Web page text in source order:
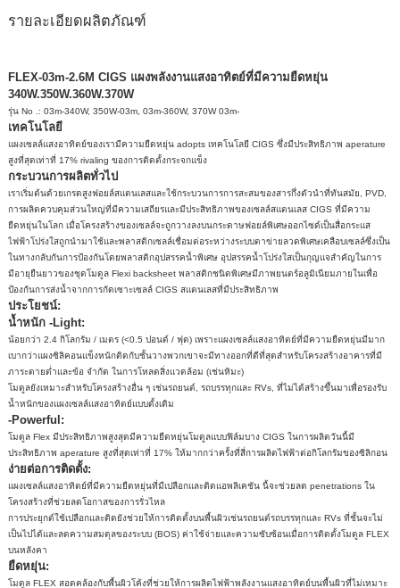
รายละเอียดผลิตภัณฑ์
FLEX-03m-2.6M CIGS แผงพลังงานแสงอาทิตย์ที่มีความยืดหยุ่น
340W.350W.360W.370W
รุ่น No .: 03m-340W, 350W-03m, 03m-360W, 370W 03m-
เทคโนโลยี
แผงเซลล์แสงอาทิตย์ของเรามีความยืดหยุ่น adopts เทคโนโลยี CIGS ซึ่งมีประสิทธิภาพ aperature
สูงที่สุดเท่าที่ 17% rivaling ของการติดตั้งกระจกแข็ง
กระบวนการผลิตทั่วไป
เราเริ่มต้นด้วยเกรดสูงฟอยล์สแตนเลสและใช้กระบวนการการสะสมของสารกึ่งตัวนำที่ทันสมัย, PVD,
การผลิตควบคุมส่วนใหญ่ที่มีความเสถียรและมีประสิทธิภาพของเซลล์สแตนเลส CIGS ที่มีความ
ยืดหยุ่นในโลก เมื่อโครงสร้างของเซลล์จะถูกวางลงบนกระดาษฟอยล์พิเศษออกไซด์เป็นสื่อกระแส
ไฟฟ้าโปร่งใสถูกนำมาใช้และพลาสติกเซลล์เชื่อมต่อระหว่างระบบตาข่ายลวดพิเศษเคลือบเซลล์ซึ่งเป็น
ในทางกลับกันการป้องกันโดยพลาสติกอุปสรรคน้ำพิเศษ อุปสรรคน้ำโปร่งใสเป็นกุญแจสำคัญในการ
มีอายุยืนยาวของชุดโมดูล Flexi backsheet พลาสติกชนิดพิเศษมีภาพยนตร์อลูมิเนียมภายในเพื่อ
ป้องกันการส่งน้ำจากการกัดเซาะเซลล์ CIGS สแตนเลสที่มีประสิทธิภาพ
ประโยชน์:
น้ำหนัก -Light:
น้อยกว่า 2.4 กิโลกรัม / เมตร (<0.5 ปอนด์ / ฟุต) เพราะแผงเซลล์แสงอาทิตย์ที่มีความยืดหยุ่นมีมาก
เบากว่าแผงซิลิคอนแข็งหนักติดกับชั้นวางพวกเขาจะมีทางออกที่ดีที่สุดสำหรับโครงสร้างอาคารที่มี
ภาระตายต่ำและข้อ จำกัด ในการโหลดสิ่งแวดล้อม (เช่นหิมะ)
โมดูลยังเหมาะสำหรับโครงสร้างอื่น ๆ เช่นรถยนต์, รถบรรทุกและ RVs, ที่ไม่ได้สร้างขึ้นมาเพื่อรองรับ
น้ำหนักของแผงเซลล์แสงอาทิตย์แบบดั้งเดิม
-Powerful:
โมดูล Flex มีประสิทธิภาพสูงสุดมีความยืดหยุ่นโมดูลแบบฟิล์มบาง CIGS ในการผลิตวันนี้มี
ประสิทธิภาพ aperature สูงที่สุดเท่าที่ 17% ให้มากกว่าครั้งที่สี่การผลิตไฟฟ้าต่อกิโลกรัมของซิลิกอน
ง่ายต่อการติดตั้ง:
แผงเซลล์แสงอาทิตย์ที่มีความยืดหยุ่นที่มีเปลือกและติดแอพลิเคชัน นี้จะช่วยลด penetrations ใน
โครงสร้างที่ช่วยลดโอกาสของการรั่วไหล
การประยุกต์ใช้เปลือกและติดยังช่วยให้การติดตั้งบนพื้นผิวเช่นรถยนต์รถบรรทุกและ RVs ที่ชั้นจะไม่
เป็นไปได้และลดความสมดุลของระบบ (BOS) ค่าใช้จ่ายและความซับซ้อนเมื่อการติดตั้งโมดูล FLEX
บนหลังคา
ยืดหยุ่น:
โมดูล FLEX สอดคล้องกับพื้นผิวโค้งที่ช่วยให้การผลิตไฟฟ้าพลังงานแสงอาทิตย์บนพื้นผิวที่ไม่เหมาะ